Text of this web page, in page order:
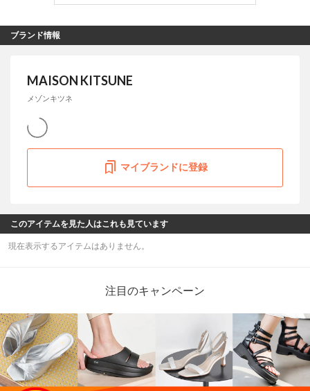
ブランド情報
MAISON KITSUNE
メゾンキツネ
マイブランドに登録
このアイテムを見た人はこれも見ています
現在表示するアイテムはありません。
注目のキャンペーン